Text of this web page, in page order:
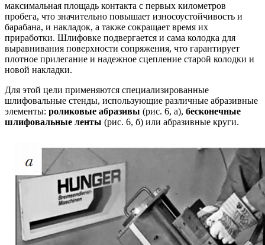
максимальная площадь контакта с первых километров
пробега, что значительно повышает износоустойчивость и
барабана, и накладок, а также сокращает время их
приработки. Шлифовке подвергается и сама колодка для
выравнивания поверхности сопряжения, что гарантирует
плотное прилегание и надежное сцепление старой колодки и
новой накладки.
Для этой цели применяются специализированные
шлифовальные стенды, использующие различные абразивные
элементы: роликовые абразивы (рис. 6, а), бесконечные
шлифовальные ленты (рис. 6, б) или абразивные круги.